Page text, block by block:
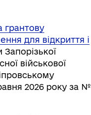
грантову
для відкриття і
військової
2026 року за №